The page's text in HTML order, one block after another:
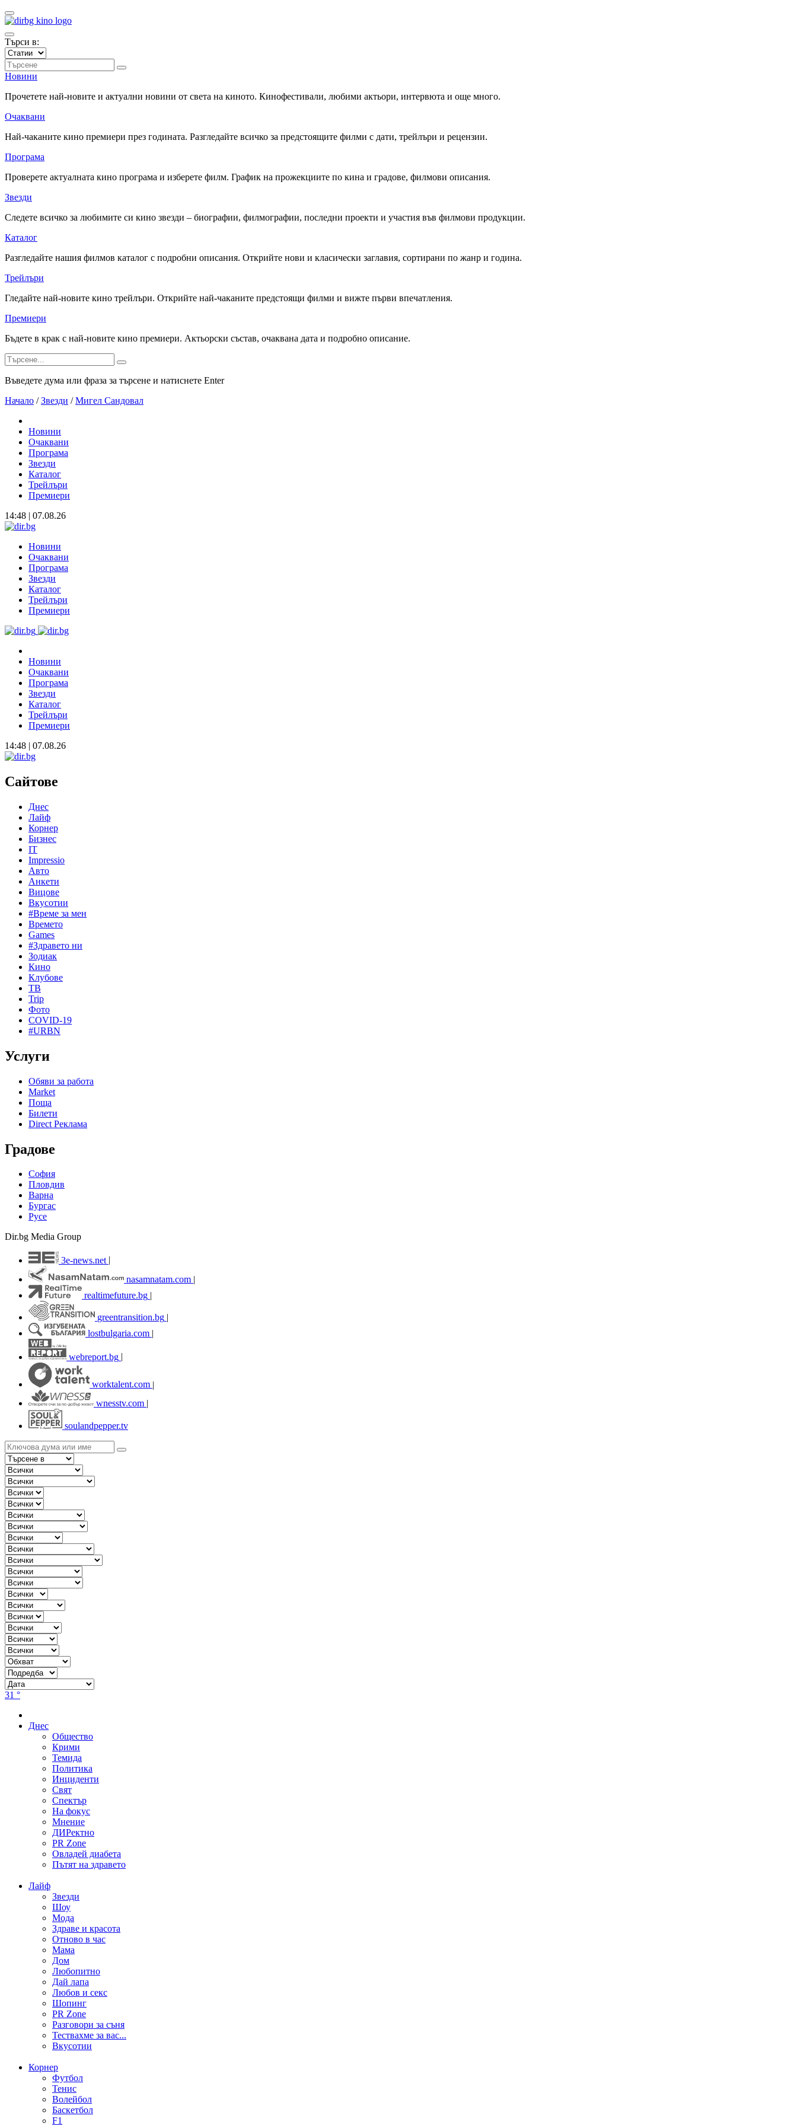
Търси в:
Новини
Прочетете най-новите и актуални новини от света на киното. Кинофестивали, любими актьори, интервюта и още много.
Очаквани
Най-чаканите кино премиери през годината. Разгледайте всичко за предстоящите филми с дати, трейлъри и рецензии.
Програма
Проверете актуалната кино програма и изберете филм. График на прожекциите по кина и градове, филмови описания.
Звезди
Следете всичко за любимите си кино звезди – биографии, филмографии, последни проекти и участия във филмови продукции.
Каталог
Разгледайте нашия филмов каталог с подробни описания. Открийте нови и класически заглавия, сортирани по жанр и година.
Трейлъри
Гледайте най-новите кино трейлъри. Открийте най-чаканите предстоящи филми и вижте първи впечатления.
Премиери
Бъдете в крак с най-новите кино премиери. Актьорски състав, очаквана дата и подробно описание.
Въведете дума или фраза за търсене и натиснете Enter
Начало / Звезди / Мигел Сандовал
Новини
Очаквани
Програма
Звезди
Каталог
Трейлъри
Премиери
14:48 | 07.08.26
Новини
Очаквани
Програма
Звезди
Каталог
Трейлъри
Премиери
Новини
Очаквани
Програма
Звезди
Каталог
Трейлъри
Премиери
14:48 | 07.08.26
Сайтове
Днес
Лайф
Корнер
Бизнес
IT
Impressio
Авто
Анкети
Вицове
Вкусотии
#Време за мен
Времето
Games
#Здравето ни
Зодиак
Кино
Клубове
ТВ
Trip
Фото
COVID-19
#URBN
Услуги
Обяви за работа
Market
Поща
Билети
Direct Реклама
Градове
София
Пловдив
Варна
Бургас
Русе
Dir.bg Media Group
3e-news.net
nasamnatam.com |
realtimefuture.bg |
greentransition.bg |
lostbulgaria.com |
webreport.bg
worktalent.com |
wnesstv.com |
soulandpepper.tv
31 °
Днес
Общество
Крими
Темида
Политика
Инциденти
Свят
Спектър
На фокус
Мнение
ДИРектно
PR Zone
Овладей диабета
Пътят на здравето
Лайф
Звезди
Шоу
Мода
Здраве и красота
Отново в час
Мама
Дом
Любопитно
Дай лапа
Любов и секс
Шопинг
PR Zone
Разговори за съня
Тествахме за вас...
Вкусотии
Корнер
Футбол
Тенис
Волейбол
Баскетбол
F1